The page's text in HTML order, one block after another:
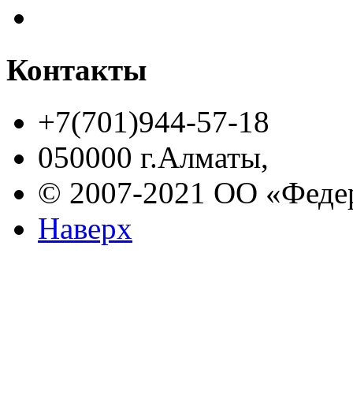
Контакты
+7(701)944-57-18
050000 г.Алматы,
© 2007-2021 ОО
Наверх